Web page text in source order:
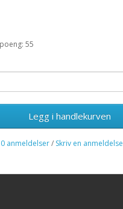
55
Legg i handlekurven
0 anmeldelser/ Skriv en anmeldelse